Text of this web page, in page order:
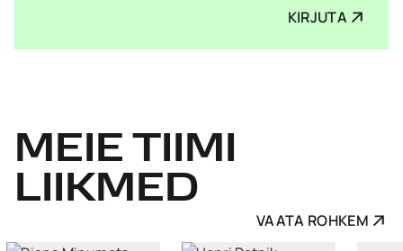
KIRJUTA
MEIE TIIMI
LIIKMED
VAATA ROHKEM